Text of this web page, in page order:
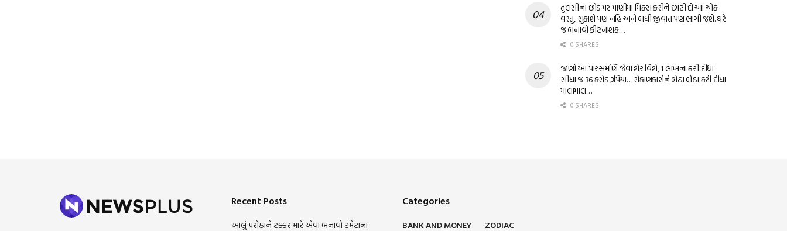
તુલસીના છોડ પર પાણીમાં મિક્સ કરીને છાંટી દો આ એક
વસ્તુ, સુકાશે પણ નહિ અને બધી જીવાત પણ ભાગી જશે. ઘરે
જ બનાવો કીટનાશક…
0 SHARES
જાણો આ પારસમણિ જેવા શેર વિશે, 1 લાખના કરી દીધા
સીધા જ 36 કરોડ રૂપિયા… રોકાણકારોને બેઠા બેઠા કરી દીધા
માલામાલ…
0 SHARES
Recent Posts
આલું પરોઠાને ટક્કર મારે એવા બનાવો ટમેટાના
Categories
BANK AND MONEY ZODIAC